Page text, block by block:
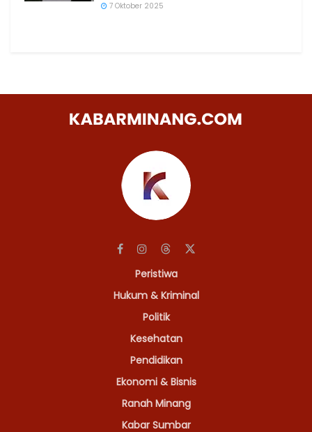
7 Oktober 2025
Peristiwa
Hukum & Kriminal
Politik
Kesehatan
Pendidikan
Ekonomi & Bisnis
Ranah Minang
Kabar Sumbar